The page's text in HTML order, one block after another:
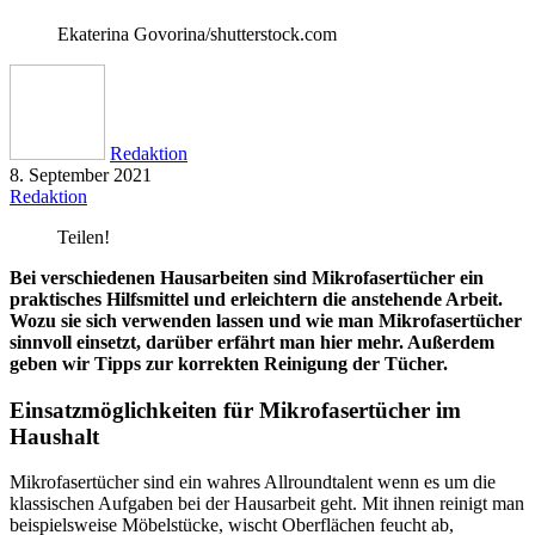
Ekaterina Govorina/shutterstock.com
Redaktion
8. September 2021
Redaktion
Teilen!
Bei verschiedenen Hausarbeiten sind Mikrofasertücher ein
praktisches Hilfsmittel und erleichtern die anstehende Arbeit.
Wozu sie sich verwenden lassen und wie man Mikrofasertücher
sinnvoll einsetzt, darüber erfährt man hier mehr. Außerdem
geben wir Tipps zur korrekten Reinigung der Tücher.
Einsatzmöglichkeiten für Mikrofasertücher im
Haushalt
Mikrofasertücher sind ein wahres Allroundtalent wenn es um die
klassischen Aufgaben bei der Hausarbeit geht. Mit ihnen reinigt man
beispielsweise Möbelstücke, wischt Oberflächen feucht ab,